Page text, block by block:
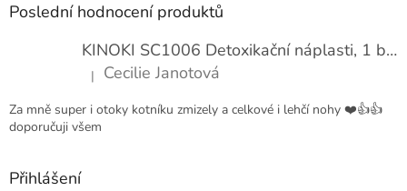
Poslední hodnocení produktů
KINOKI SC1006 Detoxikační náplasti, 1 balení - 10 ks
Hodnocení produktu je 4 z 5 hvězdiček.
| Cecilie Janotová
Za mně super i otoky kotníku zmizely a celkové i lehčí nohy ❤️👍👍
doporučuji všem
Přihlášení